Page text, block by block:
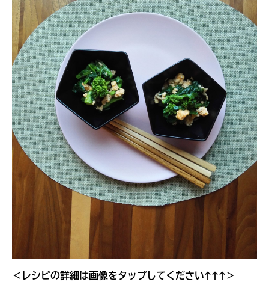
＜レシピの詳細は画像をタップしてください↑↑↑＞